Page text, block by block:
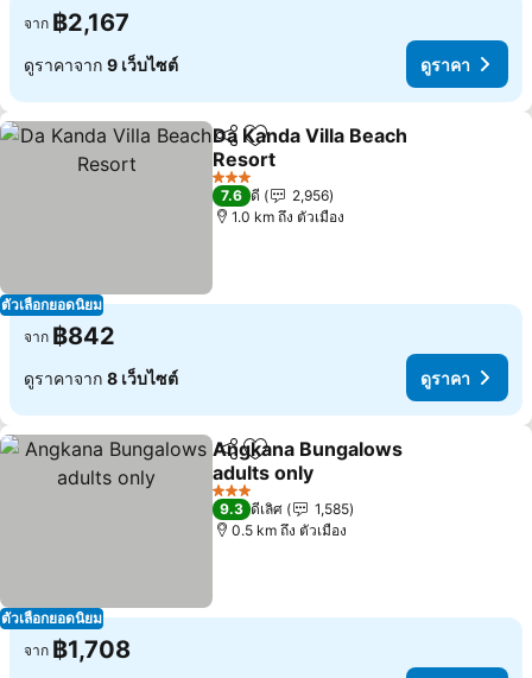
จาก ฿2,167
ดูราคาจาก 9 เว็บไซต์ ดูราคา
ตัวเลือกยอดนิยม
แชร์ เพิ่มในรายการโปรด
Da Kanda Villa Beach
Resort
ดูราคา
3 ดาว
7.6 ดี
2,956
1.0 km ถึง ตัวเมือง
จาก ฿842
ดูราคาจาก 8 เว็บไซต์ ดูราคา
ตัวเลือกยอดนิยม
แชร์ เพิ่มในรายการโปรด
Angkana Bungalows
adults only
ดูราคา
3 ดาว
9.3 ดีเลิศ
1,585
0.5 km ถึง ตัวเมือง
จาก ฿1,708